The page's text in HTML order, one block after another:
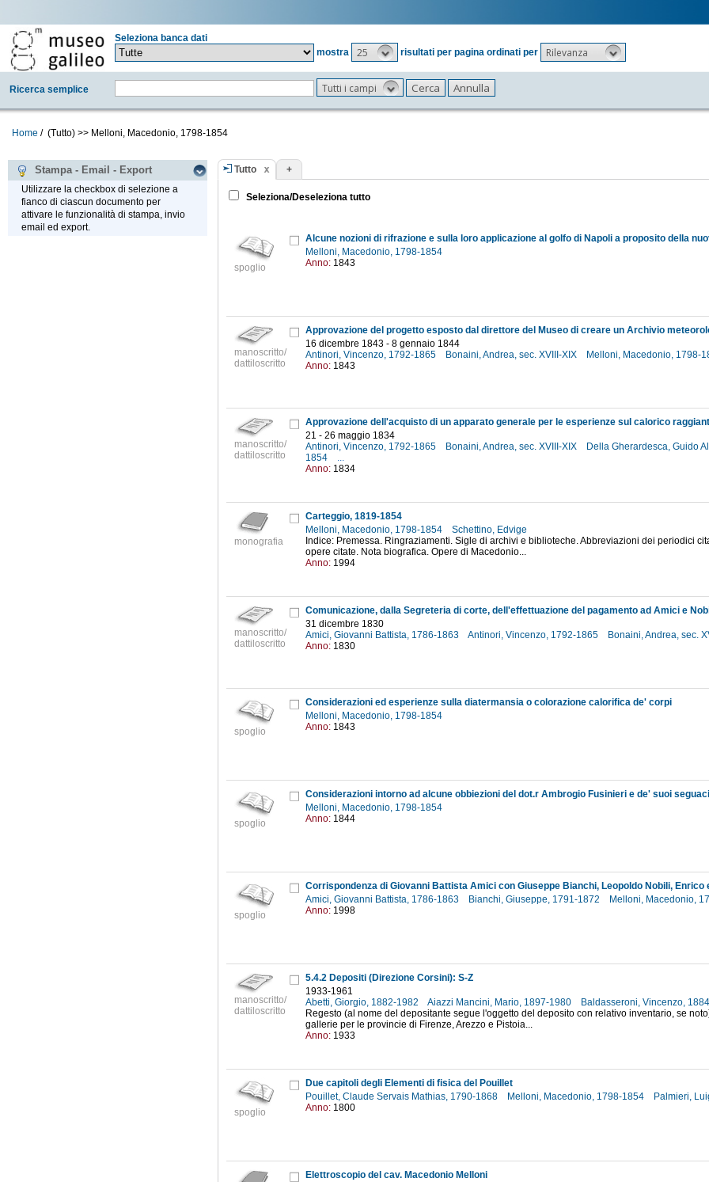
Seleziona banca dati
mostra
25 risultati per pagina ordinati per Rilevanza
Ricerca semplice Tutti i campi
Home / (Tutto) >> Melloni, Macedonio, 1798-1854
Stampa - Email - Export
Utilizzare la checkbox di selezione a
fianco di ciascun documento per
attivare le funzionalità di stampa, invio
email ed export.
Tutto +
Seleziona/Deseleziona tutto
spoglio
Melloni, Macedonio, 1798-1854
Anno: 1843
manoscritto/
dattiloscritto
16 dicembre 1843 - 8 gennaio 1844
Antinori, Vincenzo, 1792-1865
Bonaini, Andrea, sec. XVIII-XIX Melloni, Macedonio, 1798-
Anno: 1843
manoscritto/
dattiloscritto
21 - 26 maggio 1834
Antinori, Vincenzo, 1792-1865
Bonaini, Andrea, sec. XVIII-XIX
Della Gherardesca, Guido
1854
...
Anno: 1834
monografia
Carteggio, 1819-1854
Melloni, Macedonio, 1798-1854
Schettino, Edvige
Indice: Premessa. Ringraziamenti. Sigle di archivi e biblioteche. Abbreviazioni dei periodici
opere citate. Nota biografica. Opere di Macedonio...
Anno: 1994
manoscritto/
dattiloscritto
31 dicembre 1830
Amici, Giovanni Battista, 1786-1863
Antinori, Vincenzo, 1792-1865 Bonaini, Andrea, sec.
Anno: 1830
spoglio
Considerazioni ed esperienze sulla diatermansia o colorazione calorifica de' corpi
Melloni, Macedonio, 1798-1854
Anno: 1843
spoglio
Melloni, Macedonio, 1798-1854
Anno: 1844
spoglio
Amici, Giovanni Battista, 1786-1863
Bianchi, Giuseppe, 1791-1872 Melloni, Macedonio,
Anno: 1998
manoscritto/
dattiloscritto
5.4.2 Depositi (Direzione Corsini): S-Z
1933-1961
Abetti, Giorgio, 1882-1982
Aiazzi Mancini, Mario, 1897-1980 Baldasseroni, Vincenzo,
Regesto (al nome del depositante segue l'oggetto del deposito con relativo inventario, se
gallerie per le provincie di Firenze, Arezzo e Pistoia...
Anno: 1933
spoglio
Due capitoli degli Elementi di fisica del Pouillet
Pouillet, Claude Servais Mathias, 1790-1868
Melloni, Macedonio, 1798-1854
Palmieri,
Anno: 1800
Elettroscopio del cav. Macedonio Melloni